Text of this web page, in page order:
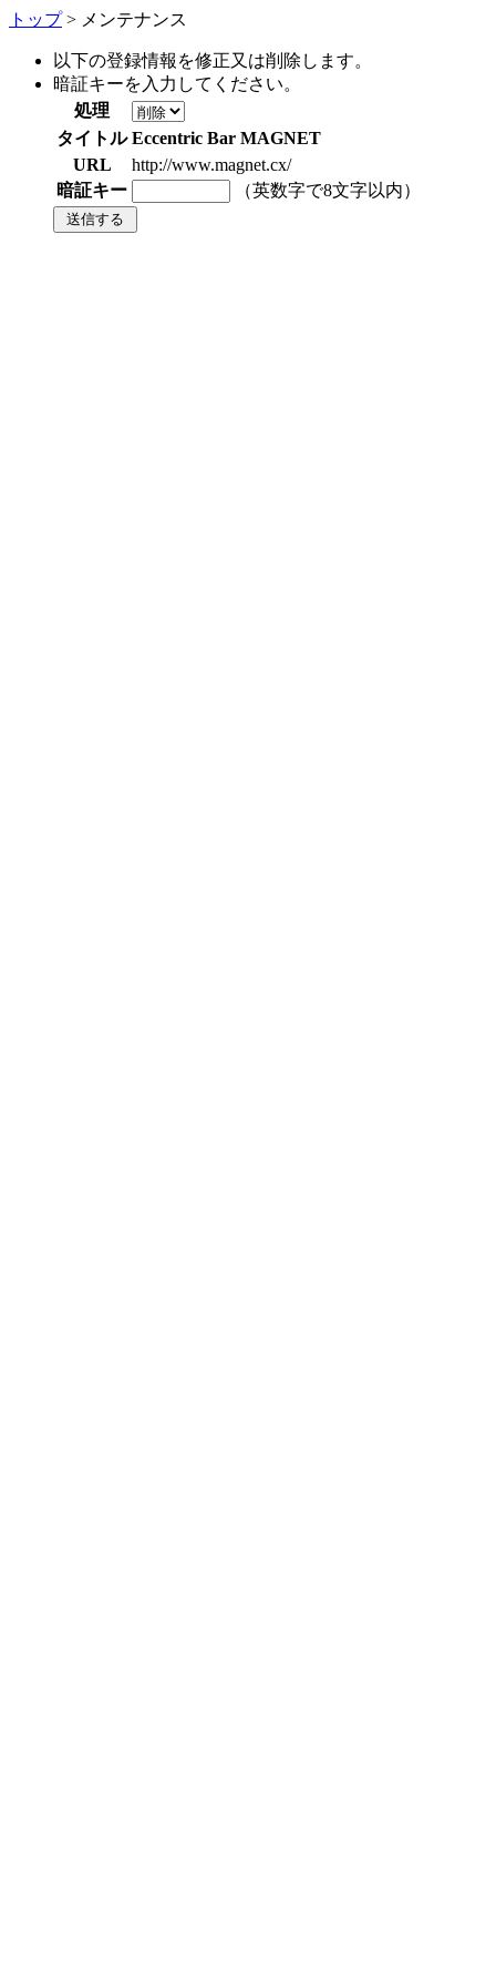
トップ> メンテナンス
以下の登録情報を修正又は削除します。
暗証キーを入力してください。
処理
タイトル Eccentric Bar MAGNET
URL
http://www.magnet.cx/
暗証キー
（英数字で8文字以内）